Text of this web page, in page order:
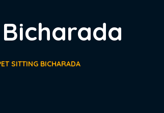
SITTING BICHARADA